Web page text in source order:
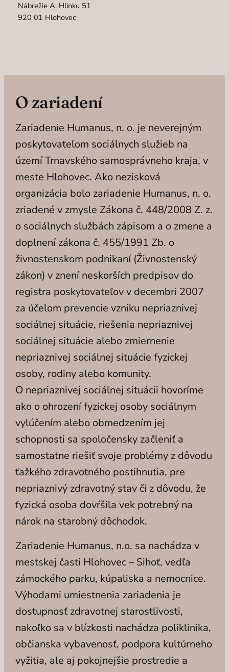
Nábrežie A. Hlinku 51
920 01 Hlohovec
O zariadení
Zariadenie Humanus, n. o. je neverejným
poskytovateľom sociálnych služieb na
území Trnavského samosprávneho kraja, v
meste Hlohovec. Ako nezisková
organizácia bolo zariadenie Humanus, n. o.
zriadené v zmysle Zákona č. 448/2008 Z. z.
o sociálnych službách zápisom a o zmene a
doplnení zákona č. 455/1991 Zb. o
živnostenskom podnikaní (Živnostenský
zákon) v znení neskorších predpisov do
registra poskytovateľov v decembri 2007
za účelom prevencie vzniku nepriaznivej
sociálnej situácie, riešenia nepriaznivej
sociálnej situácie alebo zmiernenie
nepriaznivej sociálnej situácie fyzickej
osoby, rodiny alebo komunity.
O nepriaznivej sociálnej situácii hovoríme
ako o ohrození fyzickej osoby sociálnym
vylúčením alebo obmedzením jej
schopnosti sa spoločensky začleniť a
samostatne riešiť svoje problémy z dôvodu
ťažkého zdravotného postihnutia, pre
nepriaznivý zdravotný stav či z dôvodu, že
fyzická osoba dovŕšila vek potrebný na
nárok na starobný dôchodok.
Zariadenie Humanus, n.o. sa nachádza v
mestskej časti Hlohovec – Sihoť, vedľa
zámockého parku, kúpaliska a nemocnice.
Výhodami umiestnenia zariadenia je
dostupnosť zdravotnej starostlivosti,
nakoľko sa v blízkosti nachádza poliklinika,
občianska vybavenosť, podpora kultúrneho
vyžitia, ale aj pokojnejšie prostredie a